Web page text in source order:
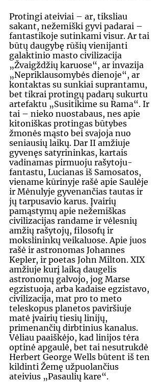
Protingi ateiviai – ar, tiksliau
sakant, nežemiški gyvi padarai –
fantastikoje sutinkami visur. Ar tai
būtų daugybę rūšių vienijanti
galaktinio masto civilizacija
„Žvaigždžių karuose“, ar invazija
„Nepriklausomybės dienoje“, ar
kontaktas su sunkiai suprantamu,
bet tikrai protingų padarų sukurtu
artefaktu „Susitikime su Rama“. Ir
tai – nieko nuostabaus, nes apie
kitoniškas protingas būtybes
žmonės mąsto bei svajoja nuo
seniausių laikų. Dar II amžiuje
gyvenęs satyrininkas, kartais
vadinamas pirmuoju rašytoju-
fantastu, Lucianas iš Samosatos,
viename kūrinyje rašė apie Saulėje
ir Mėnulyje gyvenančias tautas ir
jų tarpusavio karus. Įvairių
pamąstymų apie nežemiškas
civilizacijas randame ir vėlesnių
amžių rašytojų, filosofų ir
mokslininkų veikaluose. Apie juos
rašė ir astronomas Johannes
Kepler, ir poetas John Milton. XIX
amžiuje kurį laiką daugelis
astronomų galvojo, jog Marse
egzistuoja, arba kadaise egzistavo,
civilizacija, mat pro to meto
teleskopus planetos paviršiuje
matė įvairių tiesių linijų,
primenančių dirbtinius kanalus.
Vėliau paaiškėjo, kad linijos tėra
optinė apgaulė, bet tai nesutrukdė
Herbert George Wells būtent iš ten
kildinti Žemę užpuolančius
ateivius „Pasaulių kare“.